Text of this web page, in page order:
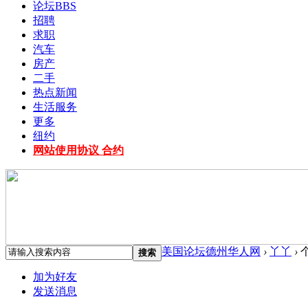
论坛BBS
招聘
求职
汽车
房产
二手
热点新闻
生活服务
更多
纽约
网站使用协议 合约
搜索 美国论坛德州华人网 › 丫丫 ›
加为好友
发送消息